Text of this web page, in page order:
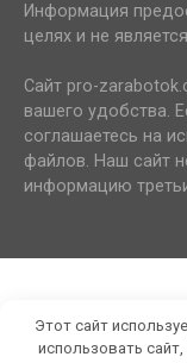
Информация
целях и не
Сайт pro-
вашего удобства.
соглашаетесь на
файлов. Наш сайт
информацию
Этот сайт
использовать